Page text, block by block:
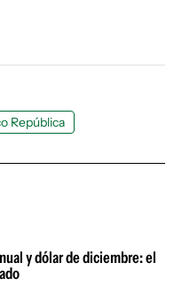
República
y dólar de diciembre: el